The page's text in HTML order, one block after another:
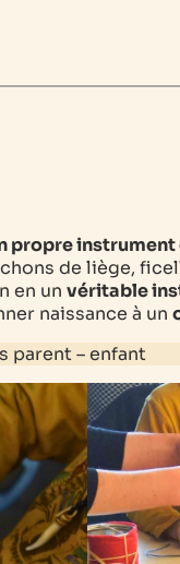
propre instrument
de liège,
en un véritable
naissance à un
parent – enfant